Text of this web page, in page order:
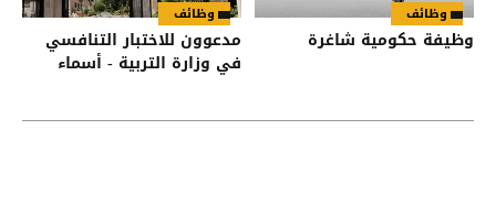
وظائف
وظيفة حكومية شاغرة
وظائف
مدعوون للاختبار التنافسي
في وزارة التربية - أسماء